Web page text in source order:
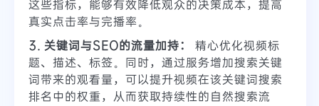
这些指标，能够有效降低观众的决策成本，提高
真实点击率与完播率。
3. 关键词与SEO的流量加持：
精心优化视频标
题、描述、标签。同时，通过服务增加搜索关键
词带来的观看量，可以提升视频在该关键词搜索
排名中的权重，从而获取持续性的自然搜索流